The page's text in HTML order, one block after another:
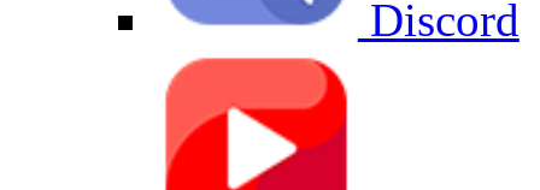
Discord